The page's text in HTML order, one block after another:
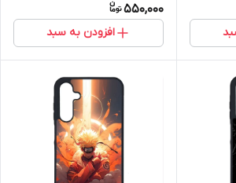
5G
550,000
افزودن به سبد